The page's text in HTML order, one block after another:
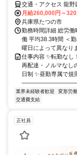
交通・アクセス 龍
月給260,000円～
兵庫県たつの市
勤務時間詳細 総労
働 平均38.3時間 ＜
曜日によって異なり
仕事内容 ✨転勤なし
再配達・ノルマなし
日制 ✨昼勤専属で
業界未経験者歓迎 変形労
交通費支給
正社員